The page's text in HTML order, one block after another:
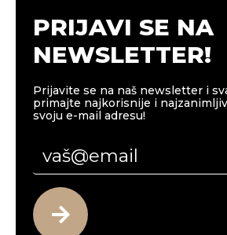
PRIJAVI SE NA
NEWSLETTER!
Prijavite se na naš newsletter i
primajte najkorisnije i
svoju e-mail adresu!